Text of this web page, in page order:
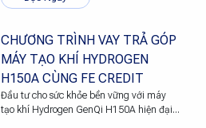
sản phẩm chất lượng cao.
CHƯƠNG TRÌNH VAY TRẢ GÓP
MÁY TẠO KHÍ HYDROGEN
H150A CÙNG FE CREDIT
Đầu tư cho sức khỏe bền vững với máy
tạo khí Hydrogen GenQi H150A hiện đại.